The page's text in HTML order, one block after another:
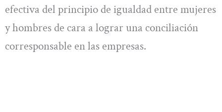
efectiva del principio de igualdad entre mujeres
y hombres de cara a lograr una conciliación
corresponsable en las empresas.